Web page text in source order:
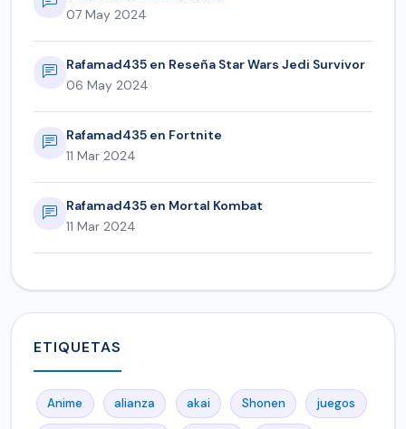
07 May 2024
Rafamad435 en Reseña Star Wars Jedi Survivor
06 May 2024
Rafamad435 en Fortnite
11 Mar 2024
Rafamad435 en Mortal Kombat
11 Mar 2024
ETIQUETAS
Anime alianza akai Shonen juegos